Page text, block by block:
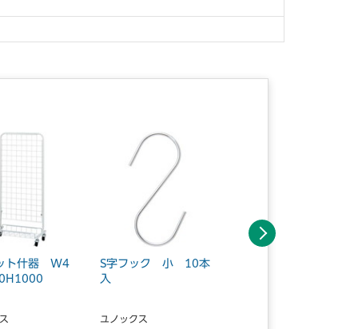
ト什器 W4
S字フック 小 10本
入
ユノックス
次へ